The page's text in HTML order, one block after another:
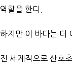
역할을 한다.
하지만 이 바다는 더
전 세계적으로 산호